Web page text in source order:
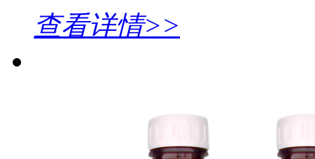
查看详情>>